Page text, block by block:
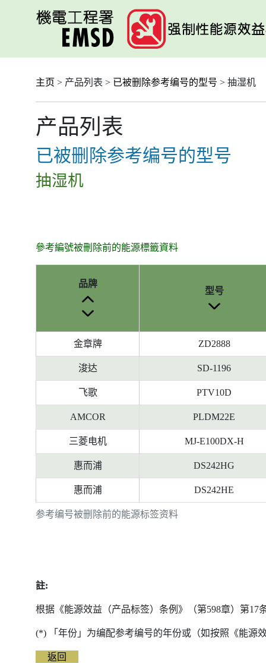
主页 > 产品列表 > 已被删除参考编号的型号 > 抽湿机
产品列表
已被删除参考编号的型号
抽湿机
參考編號被刪除前的能源標籤資料
参考编号被删除前的能源标签资料
品牌
型号
金章牌 ZD2888
浚达 SD-1196
飞歌 PTV10D
AMCOR PLDM22E
三菱电机 MJ-E100DX-H
惠而浦 DS242HG
惠而浦 DS242HE
註:
根据《能源效益（产品标签）条例》（第598章）第
(*) 「年份」为编配参考编号的年份或（如按照《能源
返回